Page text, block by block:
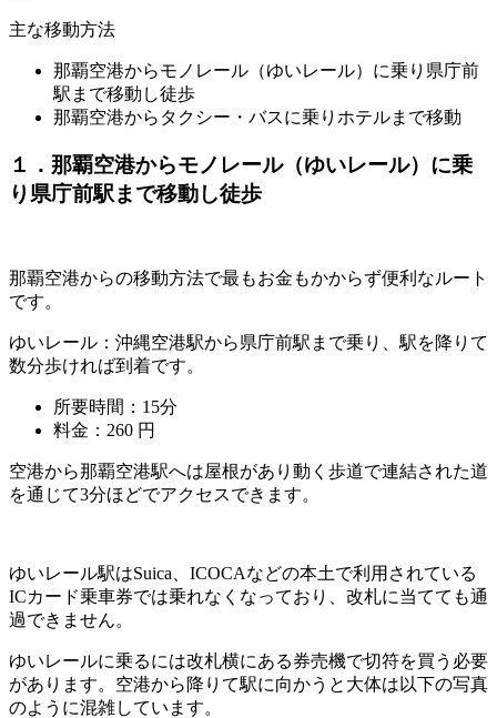
主な移動方法
那覇空港からモノレール（ゆいレール）に乗り県庁前
駅まで移動し徒歩
那覇空港からタクシー・バスに乗りホテルまで移動
１．那覇空港からモノレール（ゆいレール）に乗
り県庁前駅まで移動し徒歩
那覇空港からの移動方法で最もお金もかからず便利なルート
です。
ゆいレール：沖縄空港駅から県庁前駅まで乗り、駅を降りて
数分歩ければ到着です。
所要時間：15分
料金： 260 円
空港から那覇空港駅へは屋根があり動く歩道で連結された道
を通じて3分ほどでアクセスできます。
ゆいレール駅はSuica、ICOCAなどの本土で利用されている
ICカード乗車券では乗れなくなっており、改札に当てても通
過できません。
ゆいレールに乗るには改札横にある券売機で切符を買う必要
があります。空港から降りて駅に向かうと大体は以下の写真
のように混雑しています。